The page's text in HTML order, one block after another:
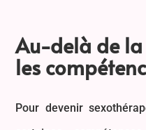
Au-delà de
les
Pour devenir